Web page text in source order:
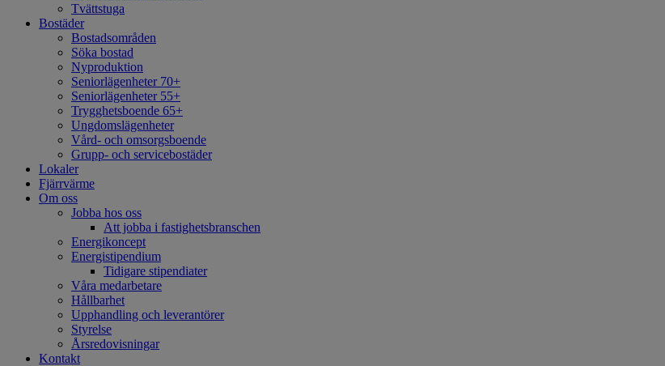
Tvättstuga
Bostäder
Bostadsområden
Söka bostad
Nyproduktion
Seniorlägenheter 70+
Seniorlägenheter 55+
Trygghetsboende 65+
Ungdomslägenheter
Vård- och omsorgsboende
Grupp- och servicebostäder
Lokaler
Fjärrvärme
Om oss
Jobba hos oss
Att jobba i fastighetsbranschen
Energikoncept
Energistipendium
Tidigare stipendiater
Våra medarbetare
Hållbarhet
Upphandling och leverantörer
Styrelse
Årsredovisningar
Kontakt